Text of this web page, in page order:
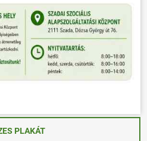
PLAKÁT